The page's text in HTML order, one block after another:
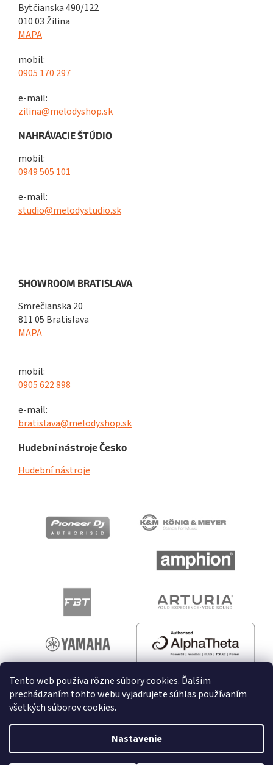
Tento web používa rôzne súbory cookies. Ďalším
prechádzaním tohto webu vyjadrujete súhlas používaním
všetkých súborov cookies.
Nastavenie
Bytčianska 490/122
010 03 Žilina
MAPA
mobil:
0905 170 297
e-mail:
zilina@melodyshop.sk
NAHRÁVACIE ŠTÚDIO
mobil:
0949 505 101
e-mail:
studio@melodystudio.sk
SHOWROOM BRATISLAVA
Smrečianska 20
811 05 Bratislava
MAPA
mobil:
0905 622 898
e-mail:
bratislava@melodyshop.sk
Hudební nástroje Česko
Hudební nástroje
Vytvoril Shoptet